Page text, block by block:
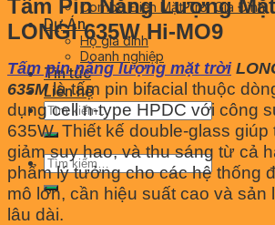
Combo Điện Mặt Trời Gia Đình
Dự Án
Hộ gia đình
Doanh nghiệp
Tin tức
Liên hệ
Tìm
kiếm:
Tìm
kiếm:
Tấm Pin Năng Lượng
LONGI 635W Hi-MO9
Tấm pin năng lượng mặt trời
635M là tấm pin bifacial thuộc
dụng cell n-type HPDC với công
635W. Thiết kế double-glass giúp
giảm suy hao, và thu sáng từ cả
phẩm lý tưởng cho các hệ thống
mô lớn, cần hiệu suất cao và sản
lâu dài.